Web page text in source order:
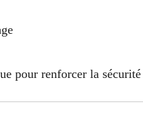
pour renforcer la sécurité